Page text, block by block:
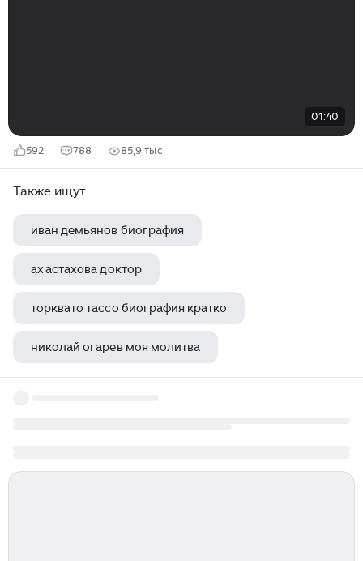
01:40
592 788 85,9 тыс
Также ищут
иван демьянов биография
ах астахова доктор
торквато тассо биография кратко
николай огарев моя молитва